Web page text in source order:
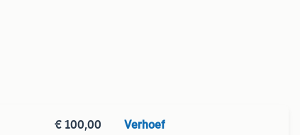
€ 100,00 Verhoef